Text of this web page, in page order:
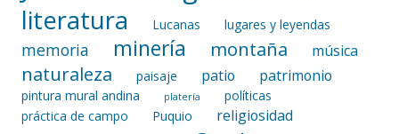
literatura Lucanas lugares y leyendas
memoria minería montaña música
naturaleza paisaje patio patrimonio
pintura mural andina platería
políticas
práctica de campo
Puquio religiosidad